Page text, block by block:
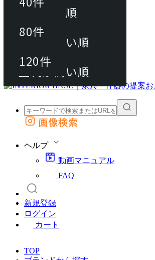
動画マニュアル
FAQ
カート
外部サイトの商品をカートに追加
画像検索
ヘルプ
動画マニュアル
FAQ
新規登録
ログイン
カート
TOP
80件
120件
おすすめ順
上代が安い順
上代が高い順
80件
120件